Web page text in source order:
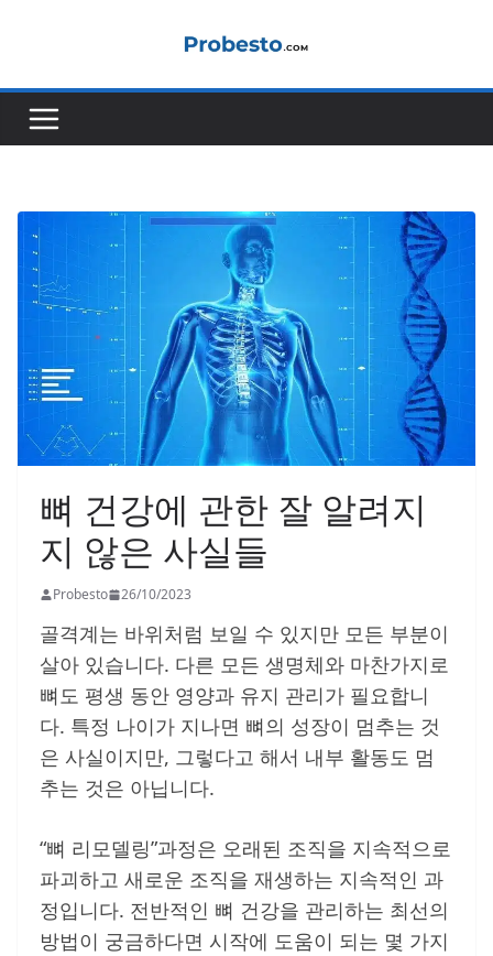
기
뼈 건강에 관한 잘 알려지
지 않은 사실들
Probesto 26/10/2023
골격계는 바위처럼 보일 수 있지만 모든 부분이
살아 있습니다. 다른 모든 생명체와 마찬가지로
뼈도 평생 동안 영양과 유지 관리가 필요합니
다. 특정 나이가 지나면 뼈의 성장이 멈추는 것
은 사실이지만, 그렇다고 해서 내부 활동도 멈
추는 것은 아닙니다.
“뼈 리모델링”과정은 오래된 조직을 지속적으로
파괴하고 새로운 조직을 재생하는 지속적인 과
정입니다. 전반적인 뼈 건강을 관리하는 최선의
방법이 궁금하다면 시작에 도움이 되는 몇 가지